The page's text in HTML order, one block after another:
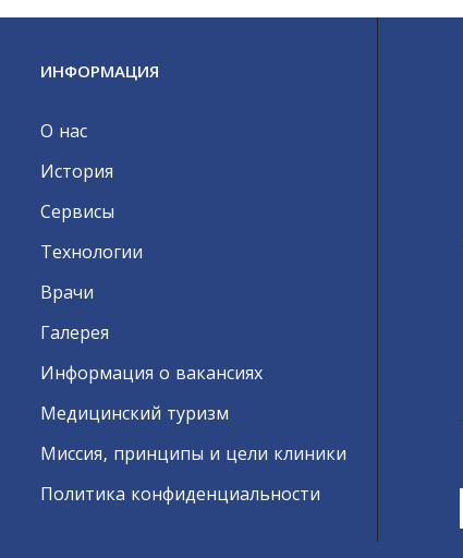
ИНФОРМАЦИЯ
О нас
История
Сервисы
Технологии
Врачи
Галерея
Информация о вакансиях
Медицинский туризм
Миссия, принципы и цели клиники
Политика конфиденциальности